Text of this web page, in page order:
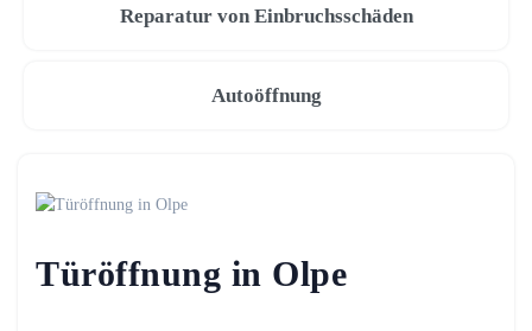
Reparatur von Einbruchsschäden
Autoöffnung
Türöffnung in Olpe